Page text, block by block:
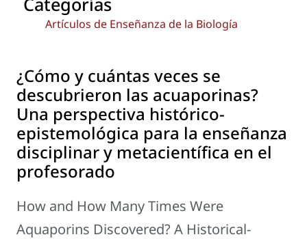
Artículos de Enseñanza de la Biología
¿Cómo y cuántas veces se
descubrieron las acuaporinas?
Una perspectiva histórico-
epistemológica para la enseñanza
disciplinar y metacientífica en el
profesorado
How and How Many Times Were
Aquaporins Discovered? A Historical-